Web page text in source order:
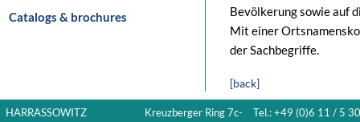
Catalogs & brochures
Bevölkerung sowie auf
Mit einer
der Sachbegriffe.
[back]
HARRASSOWITZ
Kreuzberger Ring 7c-
Tel.: +49 (0)6 11 / 5